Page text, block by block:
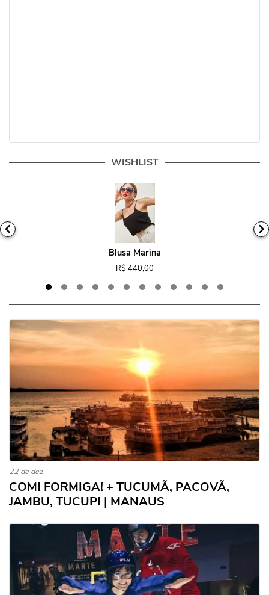
WISHLIST
Blusa Marina
R$ 440,00
22 de dez
COMI FORMIGA! + TUCUMÃ, PACOVÃ,
JAMBU, TUCUPI | MANAUS